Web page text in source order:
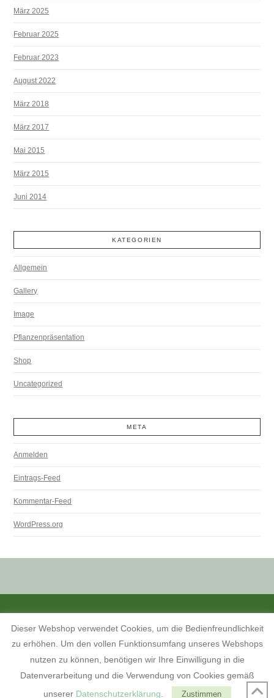
März 2025
Februar 2025
Februar 2023
August 2022
März 2018
März 2017
Mai 2015
März 2015
Juni 2014
KATEGORIEN
Allgemein
Gallery
Image
Pflanzenpräsentation
Shop
Uncategorized
META
Anmelden
Eintrags-Feed
Kommentar-Feed
WordPress.org
KONTAKT, ÖFFNUNGSZEITEN UND ANFAHRTSBESCHREIBUNG
DATENSCHUTZERKLÄRUNG
IMPRESSUM
FACEBOOK
Dieser Webshop verwendet Cookies, um die Bedienfreundlichkeit
zu erhöhen. Um den vollen Funktionsumfang unseres Webshops
nutzen zu können, benötigen wir Ihre Einwilligung in die
Datenverarbeitung und die Verwendung von Cookies gemäß
unserer Datenschutzerklärung Zustimmen